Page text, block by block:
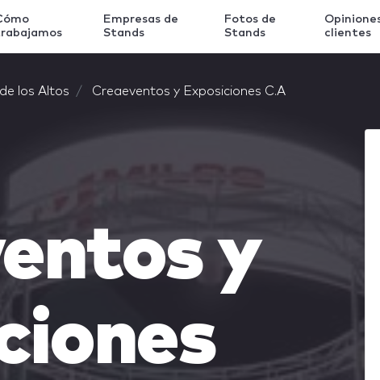
Empresas de
Stands
Fotos de
Stands
clientes
los Altos Creaeventos y Exposiciones C.A
y